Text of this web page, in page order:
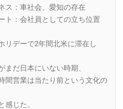
ス：車社会、愛知の存在
ト：会社員としての立ち位置
リデーで2年間北米に滞在し
まだ日本にいない時期、
間営業は当たり前という文化の
感じた。